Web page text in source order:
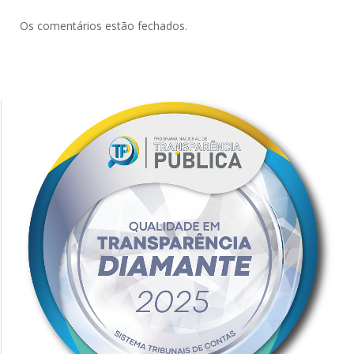
Os comentários estão fechados.